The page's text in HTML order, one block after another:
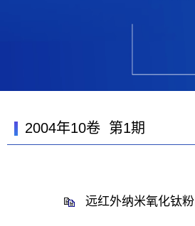
2004年10卷 第1期
远红外纳米氧化钛